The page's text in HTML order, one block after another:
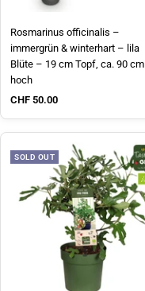
Rosmarinus officinalis –
immergrün & winterhart – lila
Blüte – 19 cm Topf, ca. 90 cm
hoch
Sale price
CHF 50.00
SOLD OUT